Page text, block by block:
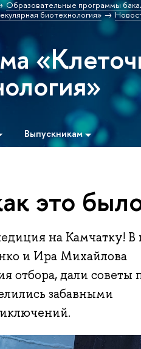
Образовательные программы
биотехнология»
Выпускникам
это
на Камчатку! В
и Ира Михайлова
отбора, дали советы
забавными